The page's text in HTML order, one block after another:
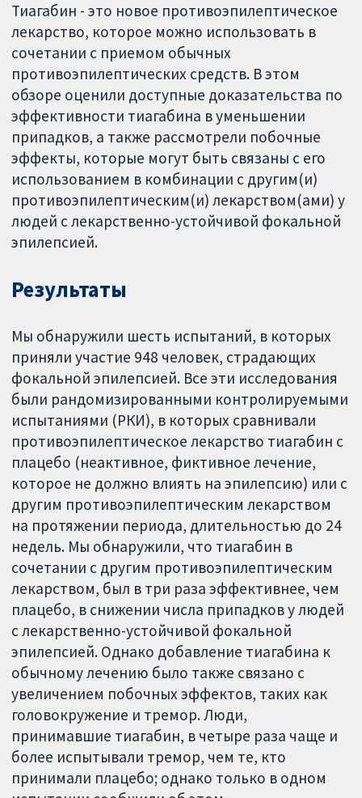
Тиагабин - это новое противоэпилептическое
лекарство, которое можно использовать в
сочетании с приемом обычных
противоэпилептических средств. В этом
обзоре оценили доступные доказательства по
эффективности тиагабина в уменьшении
припадков, а также рассмотрели побочные
эффекты, которые могут быть связаны с его
использованием в комбинации с другим(и)
противоэпилептическим(и) лекарством(ами) у
людей с лекарственно-устойчивой фокальной
эпилепсией.
Результаты
Мы обнаружили шесть испытаний, в которых
приняли участие 948 человек, страдающих
фокальной эпилепсией. Все эти исследования
были рандомизированными контролируемыми
испытаниями (РКИ), в которых сравнивали
противоэпилептическое лекарство тиагабин с
плацебо (неактивное, фиктивное лечение,
которое не должно влиять на эпилепсию) или с
другим противоэпилептическим лекарством
на протяжении периода, длительностью до 24
недель. Мы обнаружили, что тиагабин в
сочетании с другим противоэпилептическим
лекарством, был в три раза эффективнее, чем
плацебо, в снижении числа припадков у людей
с лекарственно-устойчивой фокальной
эпилепсией. Однако добавление тиагабина к
обычному лечению было также связано с
увеличением побочных эффектов, таких как
головокружение и тремор. Люди,
принимавшие тиагабин, в четыре раза чаще и
более испытывали тремор, чем те, кто
принимали плацебо; однако только в одном